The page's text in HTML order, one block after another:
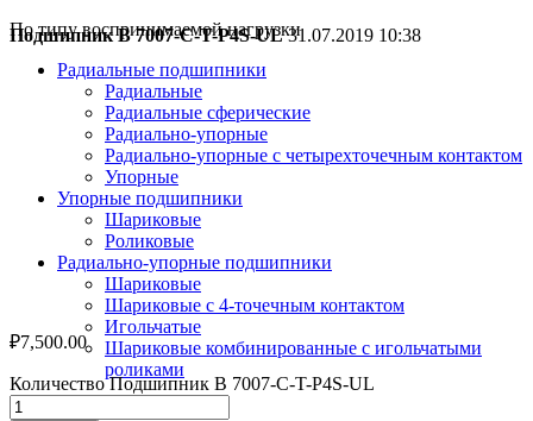
По типу воспринимаемой нагрузки
Радиальные подшипники
Радиальные
Радиальные сферические
Радиально-упорные
Радиально-упорные с четырехточечным контактом
Упорные
Упорные подшипники
Шариковые
Роликовые
Радиально-упорные подшипники
Шариковые
Шариковые с 4-точечным контактом
Игольчатые
Шариковые комбинированные с игольчатыми
роликами
По назначению
Подшипник B 7007-С-T-P4S-UL31.07.2019 10:38
₽7,500.00
Количество Подшипник B 7007-С-T-P4S-UL